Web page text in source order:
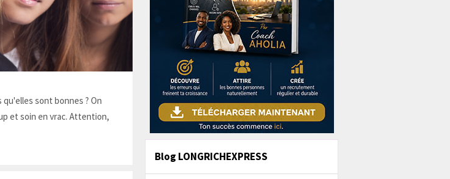
sont bonnes ? On
et soin en vrac. Attention,
Blog LONGRICHEXPRESS